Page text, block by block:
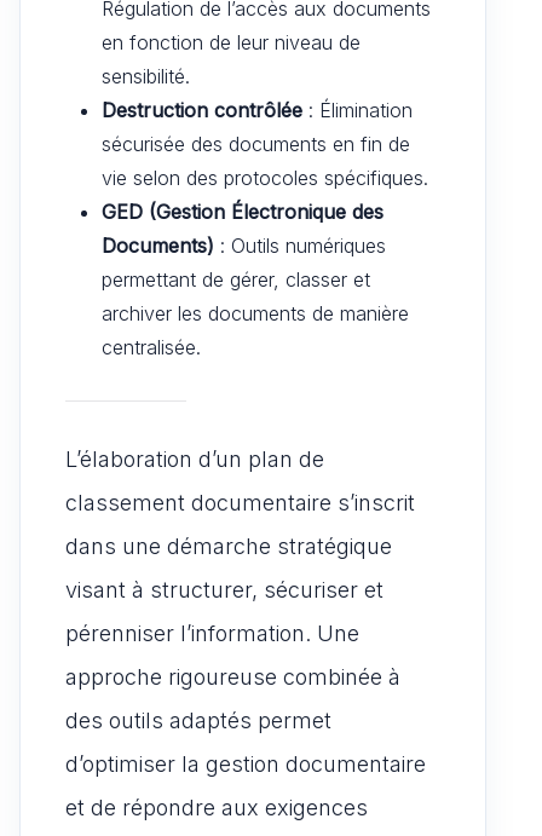
Régulation de l’accès aux documents
en fonction de leur niveau de
sensibilité.
Destruction contrôlée : Élimination
sécurisée des documents en fin de
vie selon des protocoles spécifiques.
GED (Gestion Électronique des
Documents) : Outils numériques
permettant de gérer, classer et
archiver les documents de manière
centralisée.
L’élaboration d’un plan de
classement documentaire s’inscrit
dans une démarche stratégique
visant à structurer, sécuriser et
pérenniser l’information. Une
approche rigoureuse combinée à
des outils adaptés permet
d’optimiser la gestion documentaire
et de répondre aux exigences